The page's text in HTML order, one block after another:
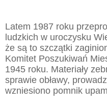
Latem 1987 roku
ludzkich w uroczysku
że są to szczątki
Komitet Poszukiwań
1945 roku. Materiały
sprawie obławy,
wzniesiono pomnik